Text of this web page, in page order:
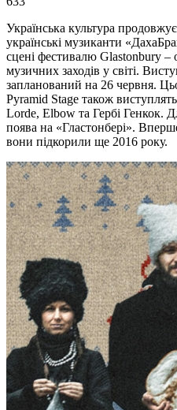
Українська культура
українські музиканти
сцені фестивалю Glastonbury
музичних заходів у світі.
запланований на 26 червня.
Pyramid Stage також
Lorde, Elbow та Гербі Генкок.
поява на «Гластонбері».
вони підкорили ще 2016 року.